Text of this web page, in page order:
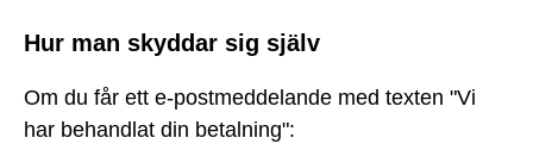
Hur man skyddar sig själv
Om du får ett e-postmeddelande med texten "Vi
har behandlat din betalning":